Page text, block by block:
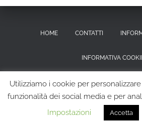
HOME CONTATTI
INFORMATIVA
RICHIESTA CANCELLAZIONE DEI
Hestia | Sviluppato da
Utilizziamo i cookie per
funzionalità dei social media e per
Impostazioni
Accetta